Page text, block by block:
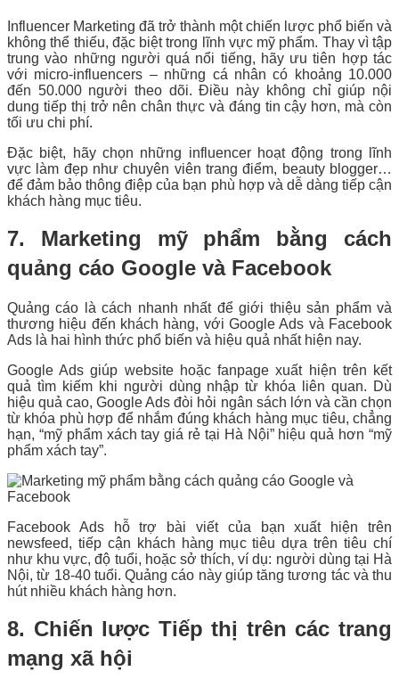
Influencer Marketing đã trở thành một chiến lược phổ biến và
không thể thiếu, đặc biệt trong lĩnh vực mỹ phẩm. Thay vì tập
trung vào những người quá nổi tiếng, hãy ưu tiên hợp tác
với micro-influencers – những cá nhân có khoảng 10.000
đến 50.000 người theo dõi. Điều này không chỉ giúp nội
dung tiếp thị trở nên chân thực và đáng tin cậy hơn, mà còn
tối ưu chi phí.
Đặc biệt, hãy chọn những influencer hoạt động trong lĩnh
vực làm đẹp như chuyên viên trang điểm, beauty blogger…
để đảm bảo thông điệp của bạn phù hợp và dễ dàng tiếp cận
khách hàng mục tiêu.
7. Marketing mỹ phẩm bằng cách
quảng cáo Google và Facebook
Quảng cáo là cách nhanh nhất để giới thiệu sản phẩm và
thương hiệu đến khách hàng, với Google Ads và Facebook
Ads là hai hình thức phổ biến và hiệu quả nhất hiện nay.
Google Ads giúp website hoặc fanpage xuất hiện trên kết
quả tìm kiếm khi người dùng nhập từ khóa liên quan. Dù
hiệu quả cao, Google Ads đòi hỏi ngân sách lớn và cần chọn
từ khóa phù hợp để nhắm đúng khách hàng mục tiêu, chẳng
hạn, “mỹ phẩm xách tay giá rẻ tại Hà Nội” hiệu quả hơn “mỹ
phẩm xách tay”.
Facebook Ads hỗ trợ bài viết của bạn xuất hiện trên
newsfeed, tiếp cận khách hàng mục tiêu dựa trên tiêu chí
như khu vực, độ tuổi, hoặc sở thích, ví dụ: người dùng tại Hà
Nội, từ 18-40 tuổi. Quảng cáo này giúp tăng tương tác và thu
hút nhiều khách hàng hơn.
8. Chiến lược Tiếp thị trên các trang
mạng xã hội